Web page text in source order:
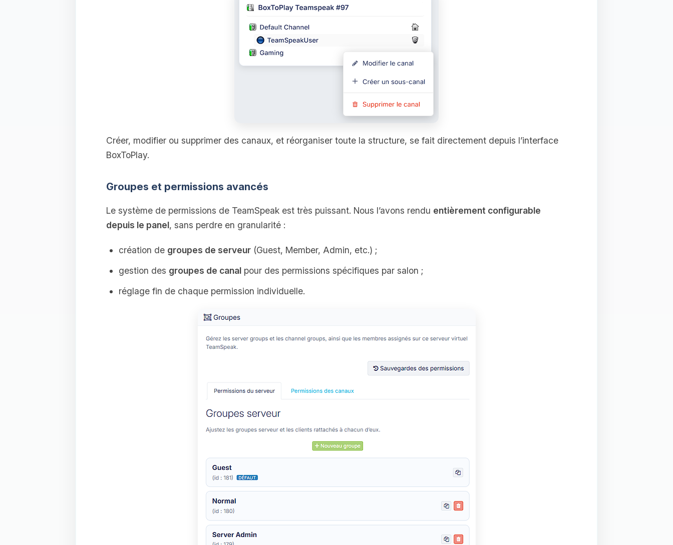
Créer, modifier ou supprimer des canaux, et réorganiser toute la structure, se fait directement depuis l’interface
BoxToPlay.
Groupes et permissions avancés
Le système de permissions de TeamSpeak est très puissant. Nous l’avons rendu entièrement configurable
depuis le panel, sans perdre en granularité :
création de groupes de serveur(Guest, Member, Admin, etc.) ;
gestion des groupes de canalpour des permissions spécifiques par salon ;
réglage fin de chaque permission individuelle.